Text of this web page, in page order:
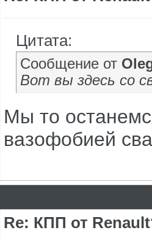
Цитата:
Сообщение от
Вот вы здесь со
Мы то
вазофобией
Re: КПП от